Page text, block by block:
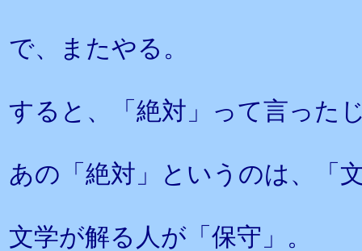
で、またやる。
すると、「絶対」って言った
あの「絶対」というのは、「
文学が解る人が「保守」。